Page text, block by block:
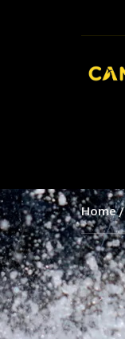
Home